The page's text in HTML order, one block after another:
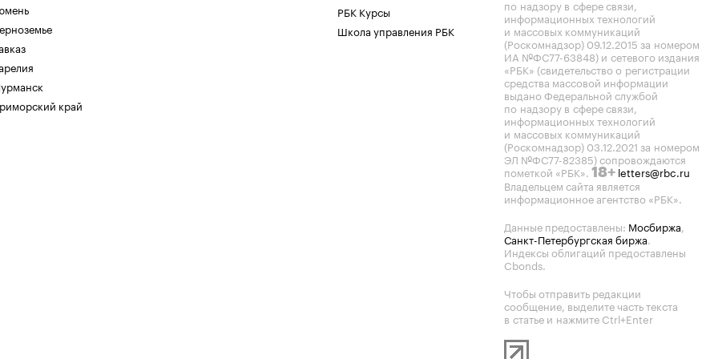
край
РБК Курсы
Школа управления РБК
по надзору в сфере связи,
информационных технологий
и массовых коммуникаций
(Роскомнадзор) 09.12.2015 за номером
ИА №ФС77-63848) и сетевого издания
«РБК» (свидетельство о регистрации
средства массовой информации
выдано Федеральной службой
по надзору в сфере связи,
информационных технологий
и массовых коммуникаций
(Роскомнадзор) 03.12.2021 за номером
ЭЛ №ФС77-82385) сопровождаются
пометкой «РБК». 18+ letters@rbc.ru
Владельцем сайта является
информационное агентство «РБК».
Данные предоставлены: Мосбиржа,
Санкт-Петербургская биржа.
Индексы облигаций предоставлены
Cbonds.
Чтобы отправить редакции
сообщение, выделите часть текста
в статье и нажмите Ctrl+Enter